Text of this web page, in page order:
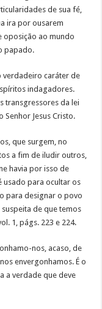
de sua fé,
ira por ousarem
oposição ao mundo
papado.
verdadeiro caráter de
indagadores.
transgressores da lei
Jesus Cristo.
que surgem, no
a fim de iludir outros,
havia por isso de
usado para ocultar os
para designar o povo
de que temos
1, págs. 223 e 224.
nos, acaso, de
envergonhamos. É o
a verdade que deve